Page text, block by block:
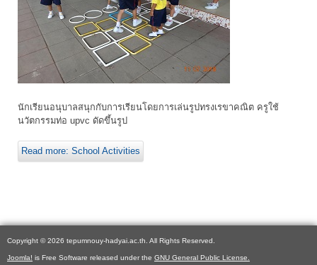
นักเรียนอนุบาลสนุกกับการเรียนโดยการเล่นรูปทรงเรขาคณิต ครูใช้
นวัตกรรมท่อ upvc ดัดขึ้นรูป
Read more: School Activities
Copyright © 2026 tepumnouy-hadyai.ac.th. All Rights Reserved.
Joomla! is Free Software released under the GNU General Public License.